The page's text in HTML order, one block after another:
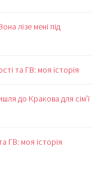
лізе мені під
та ГВ: моя історія
до Кракова для сім’ї
ГВ: моя історія